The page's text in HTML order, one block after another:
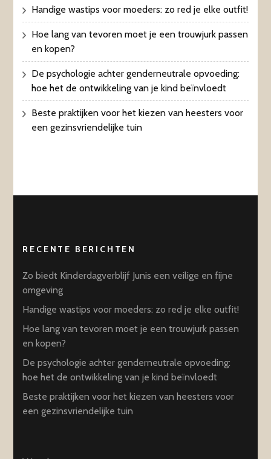
Handige wastips voor moeders: zo red je elke outfit!
Hoe lang van tevoren moet je een trouwjurk passen
en kopen?
De psychologie achter genderneutrale opvoeding:
hoe het de ontwikkeling van je kind beïnvloedt
Beste praktijken voor het kiezen van heesters voor
een gezinsvriendelijke tuin
RECENTE BERICHTEN
Zo biedt Kinderdagverblijf Junis een veilige en fijne
omgeving
Handige wastips voor moeders: zo red je elke outfit!
Hoe lang van tevoren moet je een trouwjurk passen
en kopen?
De psychologie achter genderneutrale opvoeding:
hoe het de ontwikkeling van je kind beïnvloedt
Beste praktijken voor het kiezen van heesters voor
een gezinsvriendelijke tuin